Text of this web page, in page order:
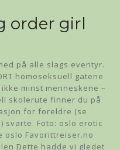
order girl
på alle slags eventyr.
homoseksuell gatene
minst menneskene –
skolerute finner du på
for foreldre (se
svarte. Foto: oslo erotic
oslo Favorittreiser.no
Dette hadde vi gledet